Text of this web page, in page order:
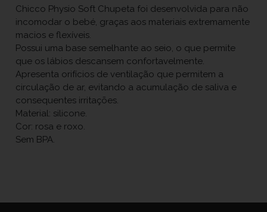
Chicco Physio Soft Chupeta foi desenvolvida para não
incomodar o bebé, graças aos materiais extremamente
macios e flexíveis.
Possui uma base semelhante ao seio, o que permite
que os lábios descansem confortavelmente.
Apresenta orifícios de ventilação que permitem a
circulação de ar, evitando a acumulação de saliva e
consequentes irritações.
Material: silicone.
Cor: rosa e roxo.
Sem BPA.